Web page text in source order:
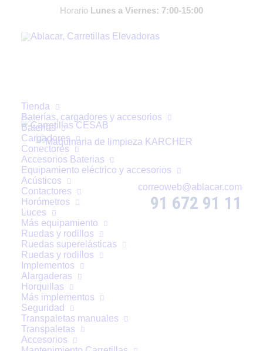
Horario Lunes a Viernes: 7:00-15:00
Tienda
Baterías, cargadores y accesorios
Baterías
Cargadores
Conectores
Accesorios Baterias
Equipamiento eléctrico y accesorios
Acústicos
Contactores
Horómetros
Luces
Más equipamiento
Ruedas y rodillos
Ruedas superelásticas
Ruedas y rodillos
Implementos
Alargaderas
Horquillas
Más implementos
Seguridad
Transpaletas manuales
Transpaletas
Accesorios
correoweb@ablacar.com
91 672 91 11
El Papel Clave de las
Carretillas Elevadoras
en la Logística y
Cadena de Suministro